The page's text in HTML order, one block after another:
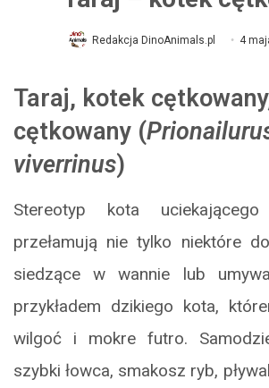
Redakcja DinoAnimals.pl 4
Taraj, kotek
cętkowany (
viverrinus)
Stereotyp kota
przełamują nie tylko niektóre
siedzące w wannie lub
przykładem dzikiego kota,
wilgoć i mokre futro.
szybki łowca, smakosz ryb,